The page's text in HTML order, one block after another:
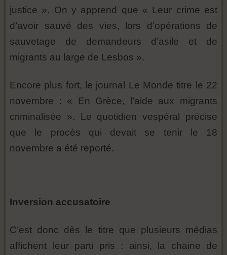
justice ». On y apprend que « Leur crime est
d’avoir sauvé des vies, lors d’opérations de
sauvetage de demandeurs d’asile et de
migrants au large de Lesbos ».
Encore plus fort, le journal Le Monde titre le 22
novembre : « En Grèce, l’aide aux migrants
criminalisée ». Le quotidien vespéral précise
que le procès qui devait se tenir le 18
novembre a été reporté.
Inversion accusatoire
C’est donc dès le titre que plusieurs médias
affichent leur parti pris : ainsi, la chaine de